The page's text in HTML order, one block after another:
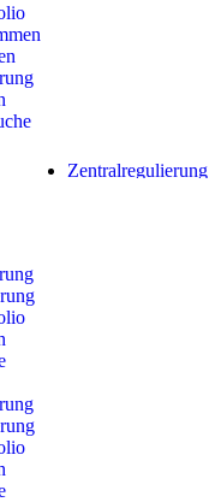
Zentralregulierung